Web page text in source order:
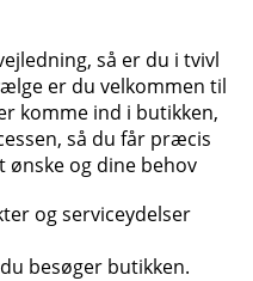
så er du i tvivl
er du velkommen til
komme ind i butikken,
så du får præcis
og dine behov
og serviceydelser
besøger butikken.